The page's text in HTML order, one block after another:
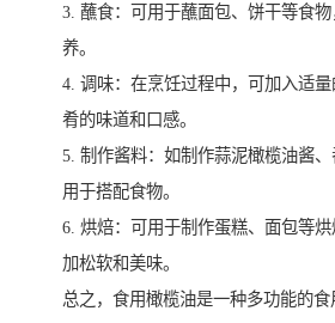
3. 蘸食：可用于蘸面包、饼干等食
养。
4. 调味：在烹饪过程中，可加入适
肴的味道和口感。
5. 制作酱料：如制作蒜泥橄榄油酱、
用于搭配食物。
6. 烘焙：可用于制作蛋糕、面包等
加松软和美味。
总之，食用橄榄油是一种多功能的食